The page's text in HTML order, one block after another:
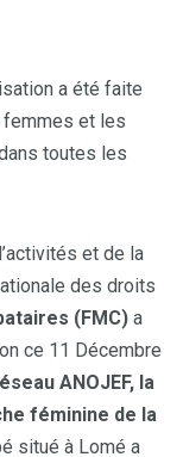
a été faite
et les
toutes les
et de la
des droits
(FMC) a
ce 11 Décembre
ANOJEF, la
féminine de la
situé à Lomé a